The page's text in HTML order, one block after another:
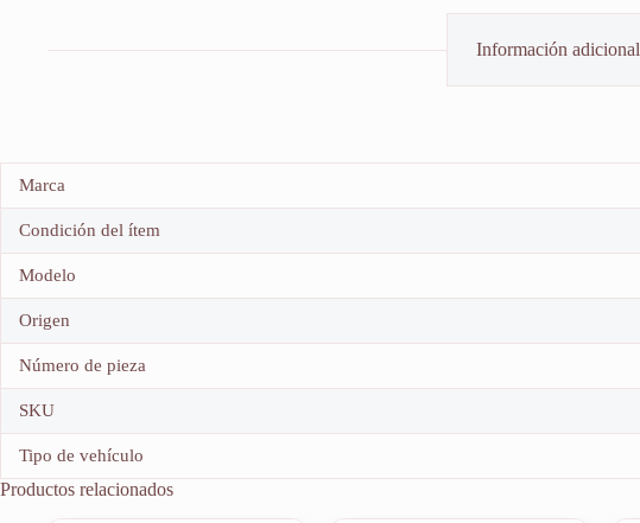
Información adicional
Marca
Condición del ítem
Modelo
Origen
Número de pieza
SKU
Tipo de vehículo
Productos relacionados